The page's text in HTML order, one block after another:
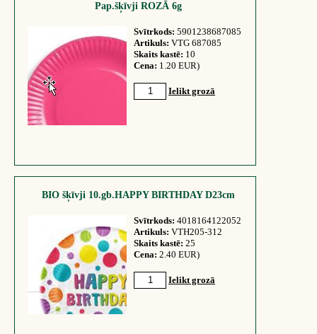
Pap.šķīvji ROZĀ 6g
Svītrkods: 5901238687085
Artikuls: VTG 687085
Skaits kastē: 10
Cena: 1.20 EUR)
Ielikt grozā
BIO šķīvji 10.gb.HAPPY BIRTHDAY D23cm
Svītrkods: 4018164122052
Artikuls: VTH205-312
Skaits kastē: 25
Cena: 2.40 EUR)
Ielikt grozā